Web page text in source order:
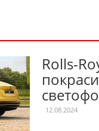
Rolls-
12.08.2024